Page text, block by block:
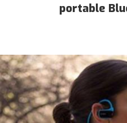
portable